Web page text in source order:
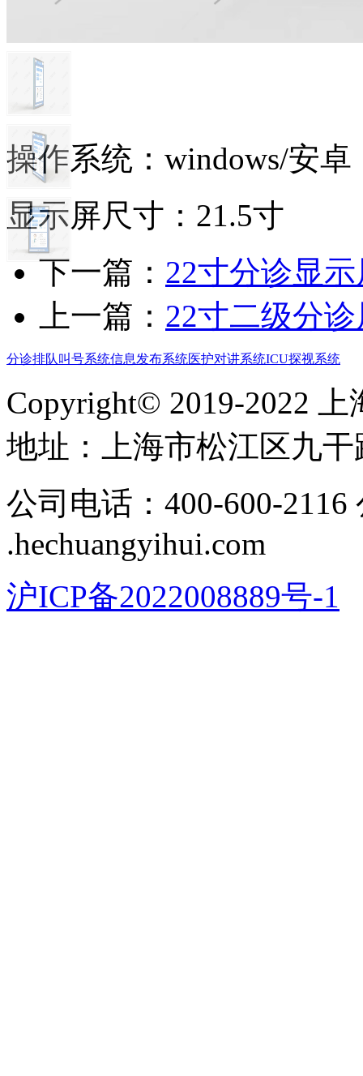
操作系统：windows/安卓
显示屏尺寸：21.5寸
下一篇： 22寸分诊显
上一篇： 22寸二级分
分诊排队叫号系统信息发布系统医护对讲系统ICU探视系统
Copyright© 2019-2022
地址​：上海市松江区九干
公司电话：400-600-
.hechuangyihui.com
沪ICP备2022008889号-1